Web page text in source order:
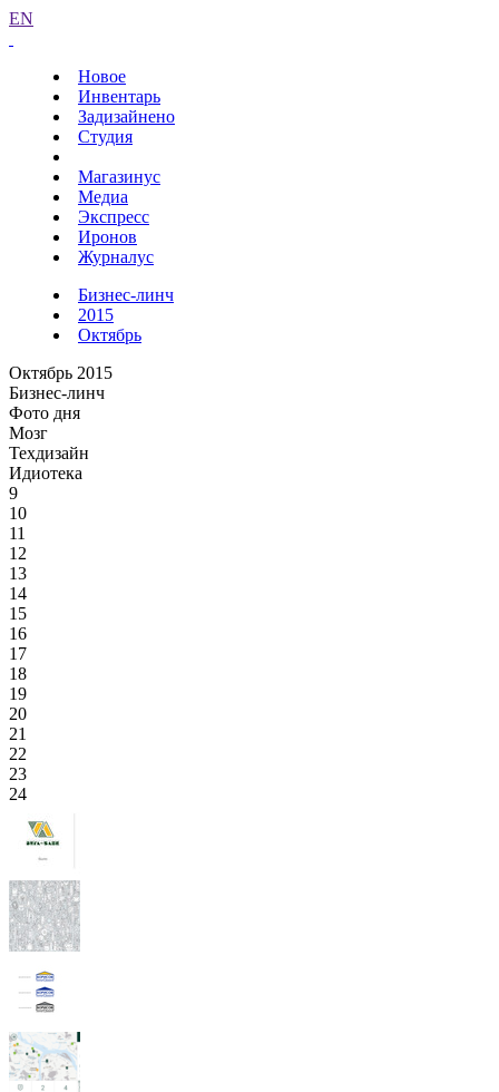
EN
Новое
Инвентарь
Задизайнено
Студия
Магазинус
Медиа
Экспресс
Иронов
Журналус
Бизнес-линч
2015
Октябрь
Октябрь 2015
Бизнес-линч
Фото дня
Мозг
Техдизайн
Идиотека
9
10
11
12
13
14
15
16
17
18
19
20
21
22
23
24